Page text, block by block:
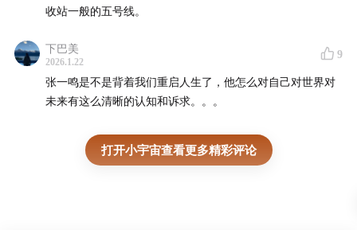
收站一般的五号线。
下巴美
2026.1.22
9
张一鸣是不是背着我们重启人生了，他怎么对自己对世界对
未来有这么清晰的认知和诉求。。。
打开小宇宙查看更多精彩评论